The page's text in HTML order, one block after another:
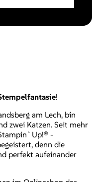
!
am Lech, bin
zwei Katzen. Seit mehr
-
denn die
perfekt aufeinander